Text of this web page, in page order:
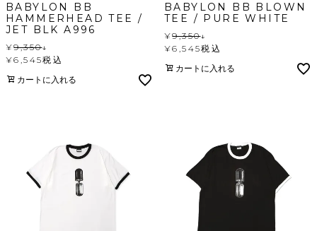
BABYLON BB
HAMMERHEAD TEE /
JET BLK A996
¥9,350↓
¥6,545税込
カートに入れる
BABYLON BB BLOWN
TEE / PURE WHITE
¥9,350↓
¥6,545税込
カートに入れる